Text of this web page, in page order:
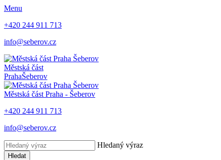
Menu
+420 244 911 713
info@seberov.cz
Městská část
PrahaŠeberov
Městská část Praha - Šeberov
+420 244 911 713
info@seberov.cz
Hledaný výraz
Hledat